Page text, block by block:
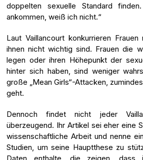
doppelten sexuelle Standard
ankommen, weiß ich nicht.“
Laut Vaillancourt konkurrieren
ihnen nicht wichtig sind. Frauen die
legen oder ihren Höhepunkt der
hinter sich haben, sind weniger
große „Mean Girls“-Attacken,
geht.
Dennoch findet nicht jeder
überzeugend. Ihr Artikel sei eher eine
wissenschaftliche Arbeit und nenne
Studien, um seine Hauptthese zu
Daten enthalte, die zeigen, dass